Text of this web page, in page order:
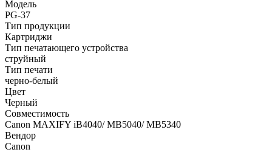
Модель
PG-37
Тип продукции
Картриджи
Тип печатающего устройства
струйный
Тип печати
черно-белый
Цвет
Черный
Совместимость
Canon MAXIFY iB4040/ МВ5040/ МВ5340
Вендор
Canon